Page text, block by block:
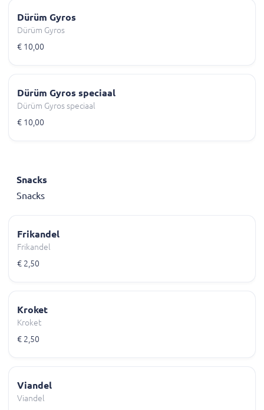
Dürüm Gyros
Dürüm Gyros
€ 10,00
Dürüm Gyros speciaal
Dürüm Gyros speciaal
€ 10,00
Snacks
Snacks
Frikandel
Frikandel
€ 2,50
Kroket
Kroket
€ 2,50
Viandel
Viandel